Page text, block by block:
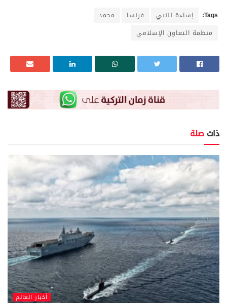
Tags: إساءة للنبي فرنسا
محمد
منظمة التعاون الإسلامي
ذات صلة
أخبار العالم